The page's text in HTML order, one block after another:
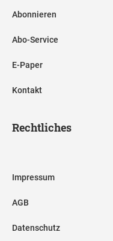
Abonnieren
Abo-Service
E-Paper
Kontakt
Rechtliches
Impressum
AGB
Datenschutz